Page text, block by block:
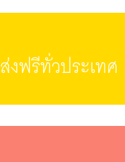
ส่งฟรีทั่วประเทศ